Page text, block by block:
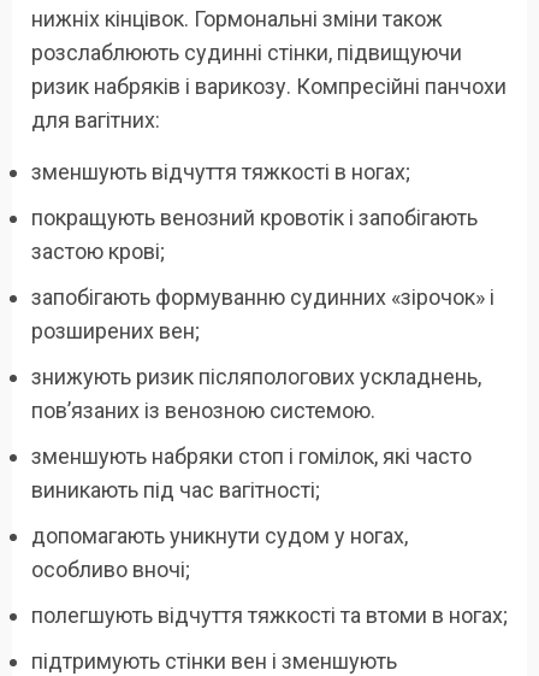
нижніх кінцівок. Гормональні зміни також
розслаблюють судинні стінки, підвищуючи
ризик набряків і варикозу. Компресійні панчохи
для вагітних:
зменшують відчуття тяжкості в ногах;
покращують венозний кровотік і запобігають
застою крові;
запобігають формуванню судинних «зірочок» і
розширених вен;
знижують ризик післяпологових ускладнень,
пов’язаних із венозною системою.
зменшують набряки стоп і гомілок, які часто
виникають під час вагітності;
допомагають уникнути судом у ногах,
особливо вночі;
полегшують відчуття тяжкості та втоми в ногах;
підтримують стінки вен і зменшують